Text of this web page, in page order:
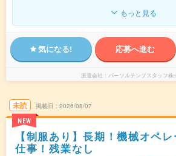
もっと見る
気になる! 応募へ進む
派遣会社 パーソルテンプスタッフ株
未読
NEW
掲載日 2026/08/07
【制服あり】長期！機械オペ
仕事！残業なし